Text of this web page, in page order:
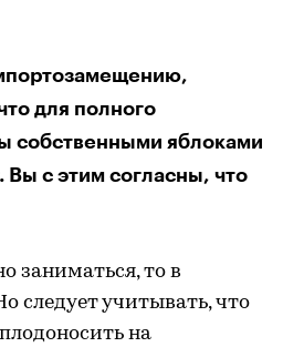
для полного
собственными яблоками
Вы с этим согласны, что
заниматься, то в
следует учитывать, что
на